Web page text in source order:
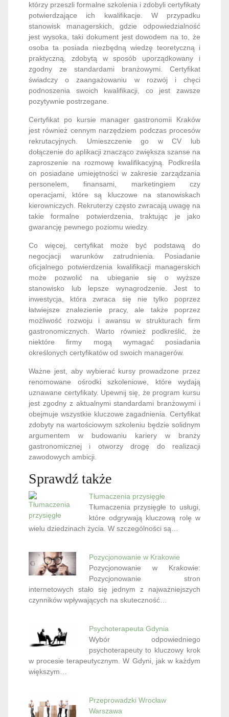
którzy przeszli formalne szkolenia i zdobyli certyfikaty
potwierdzające ich kwalifikacje. W przypadku
stanowisk managerskich, gdzie odpowiedzialność
jest wysoka, taki dokument jest dowodem na to, że
osoba ta posiada niezbędną wiedzę teoretyczną i
praktyczną, zdobytą w sposób uporządkowany i
zgodny ze standardami branżowymi. Certyfikat
świadczy o zaangażowaniu w rozwój i chęci
podnoszenia swoich kwalifikacji, co jest zawsze
pozytywnie postrzegane.
Certyfikat po kursie manager gastronomii Kraków
jest również cennym narzędziem podczas procesów
rekrutacyjnych. Umieszczenie go w CV lub
dołączenie do aplikacji znacząco zwiększa szanse na
zaproszenie na rozmowę kwalifikacyjną. Podkreśla
on posiadane umiejętności w zakresie zarządzania
personelem, finansami, marketingiem czy
operacjami, które są kluczowe na stanowiskach
kierowniczych. Rekruterzy często zwracają uwagę na
takie formalne potwierdzenia, traktując je jako
gwarancję pewnego poziomu wiedzy.
Co więcej, certyfikat może być podstawą do
negocjacji warunków zatrudnienia. Posiadanie
oficjalnego potwierdzenia kwalifikacji managerskich
może pozwolić na ubieganie się o wyższe
stanowisko lub lepsze wynagrodzenie. Jest to
inwestycja, która zwraca się nie tylko poprzez
łatwiejsze znalezienie pracy, ale także poprzez
możliwość rozwoju i awansu w strukturach firm
gastronomicznych. Warto również podkreślić, że
niektóre firmy mogą wymagać posiadania
określonych certyfikatów od swoich managerów.
Ważne jest, aby wybierać kursy prowadzone przez
renomowane ośrodki szkoleniowe, które wydają
uznawane certyfikaty. Upewnij się, że program kursu
jest zgodny z aktualnymi standardami branżowymi i
obejmuje wszystkie kluczowe zagadnienia. Certyfikat
zdobyty na wartościowym szkoleniu będzie solidnym
argumentem w budowaniu kariery w branży
gastronomicznej i otworzy drogę do realizacji
zawodowych ambicji.
Sprawdź także
Tłumaczenia przysięgłe
Tłumaczenia przysięgłe to usługi,
które odgrywają kluczową rolę w
wielu dziedzinach życia. W szczególności są…
Pozycjonowanie w Krakowie
Pozycjonowanie w Krakowie:
Pozycjonowanie stron
internetowych stało się jednym z najważniejszych
czynników wpływających na skuteczność…
Psychoterapeuta Gdynia
Wybór odpowiedniego
psychoterapeuty to kluczowy krok
w procesie terapeutycznym. W Gdyni, jak w każdym
większym…
Przeprowadzki Wrocław
Warszawa